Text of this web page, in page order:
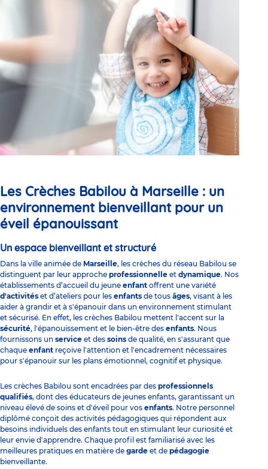
Les Crèches Babilou à Marseille : un
environnement bienveillant pour un
éveil épanouissant
Un espace bienveillant et structuré
Dans la ville animée de Marseille, les crèches du réseau Babilou se
distinguent par leur approche professionnelle et dynamique. Nos
établissements d’accueil du jeune enfant offrent une variété
d'activités et d’ateliers pour les enfants de tous âges, visant à les
aider à grandir et à s'épanouir dans un environnement stimulant
et sécurisé. En effet, les crèches Babilou mettent l'accent sur la
sécurité, l'épanouissement et le bien-être des enfants. Nous
fournissons un service et des soins de qualité, en s'assurant que
chaque enfant reçoive l'attention et l'encadrement nécessaires
pour s'épanouir sur les plans émotionnel, cognitif et physique.
Les crèches Babilou sont encadrées par des professionnels
qualifiés, dont des éducateurs de jeunes enfants, garantissant un
niveau élevé de soins et d'éveil pour vos enfants. Notre personnel
diplômé conçoit des activités pédagogiques qui répondent aux
besoins individuels des enfants tout en stimulant leur curiosité et
leur envie d'apprendre. Chaque profil est familiarisé avec les
meilleures pratiques en matière de garde et de pédagogie
bienveillante.